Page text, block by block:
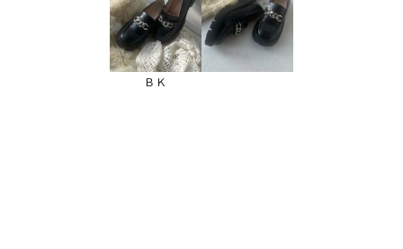
ＢＫ